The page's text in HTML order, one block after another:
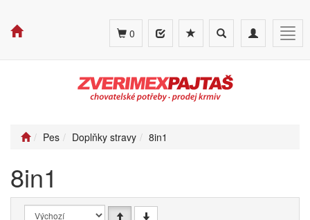
Toggle
navigation
Toggle
search
0
Pes Doplňky stravy 8in1
8in1